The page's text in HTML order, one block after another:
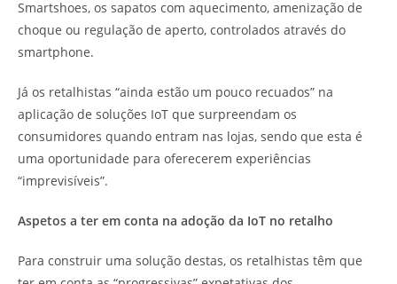
Smartshoes, os sapatos com aquecimento, amenização de
choque ou regulação de aperto, controlados através do
smartphone.
Já os retalhistas “ainda estão um pouco recuados” na
aplicação de soluções IoT que surpreendam os
consumidores quando entram nas lojas, sendo que esta é
uma oportunidade para oferecerem experiências
“imprevisíveis”.
Aspetos a ter em conta na adoção da IoT no retalho
Para construir uma solução destas, os retalhistas têm que